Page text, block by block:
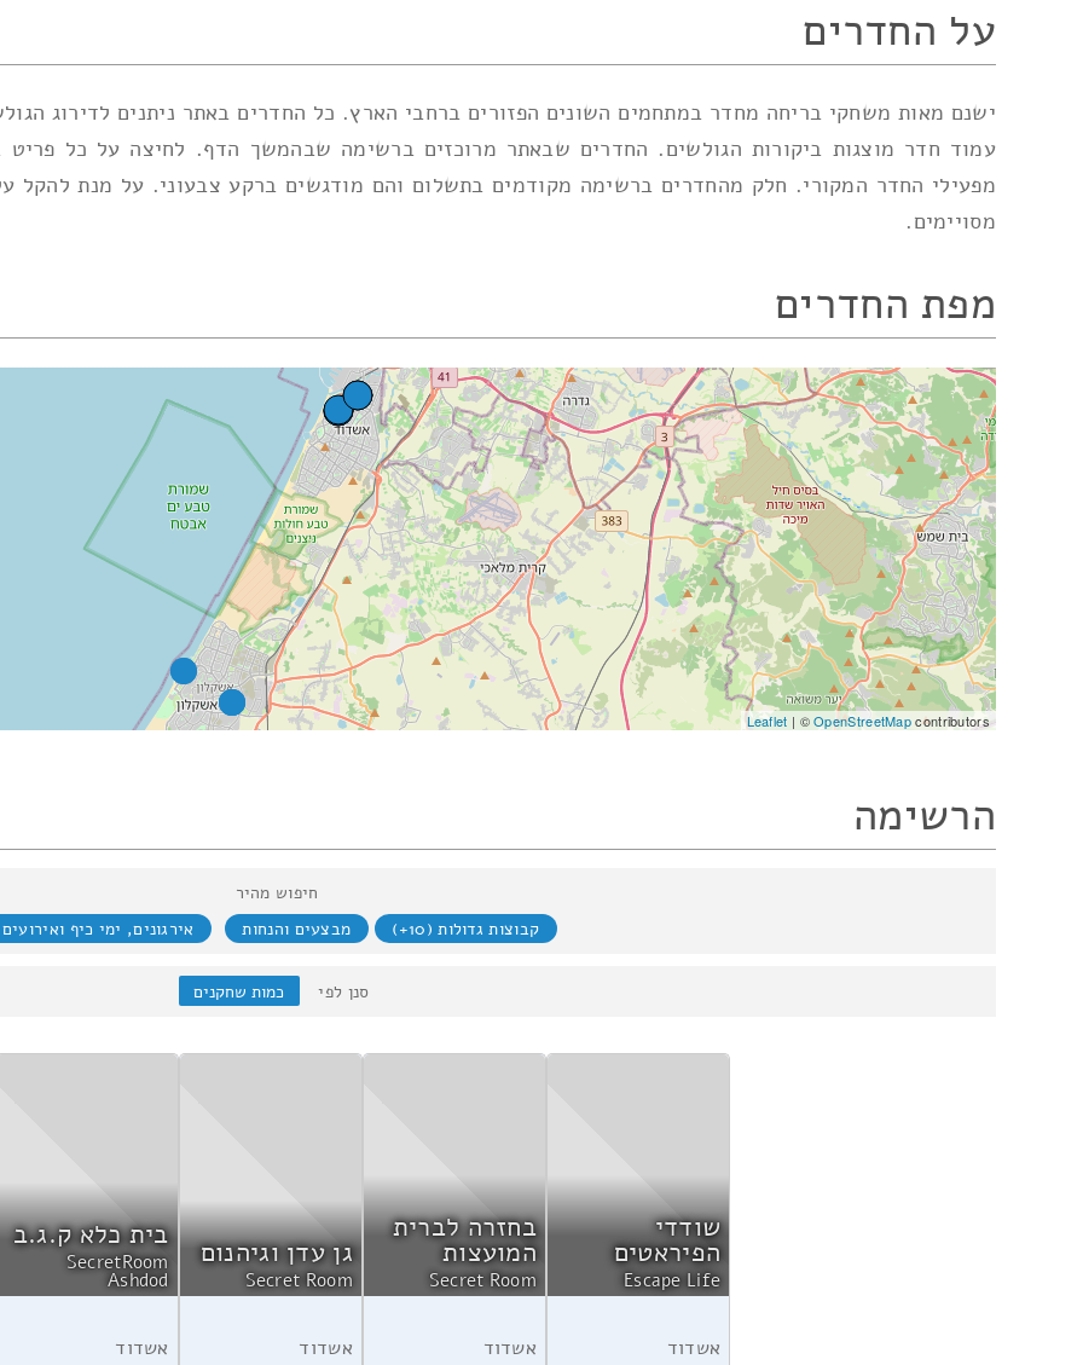
על החדרים
ישנם מאות משחקי בריחה מחדר במתחמים השונים הפזורים ברחבי הארץ. כל החדרים באתר ניתנים לדירוג
עמוד חדר מוצגות ביקורות הגולשים. החדרים שבאתר מרוכזים ברשימה שבהמשך הדף. לחיצה על כל פריט
מפעילי החדר המקורי. חלק מהחדרים ברשימה מקודמים בתשלום והם מודגשים ברקע צבעוני. על מנת להקל
מסויימים.
מפת החדרים
Leaflet | ©OpenStreetMapcontributors
הרשימה
חיפוש מהיר
קבוצות גדולות (10+)
מבצעים והנחות אירגונים, ימי כיף ואירועים
סנן לפי כמות שחקנים
שודדי
הפיראטים
Escape Life
אשדוד
בחזרה לברית
המועצות
Secret Room
אשדוד
גן עדן וגיהנום
Secret Room
אשדוד
בית כלא ק.ג.ב
SecretRoom
Ashdod
אשדוד